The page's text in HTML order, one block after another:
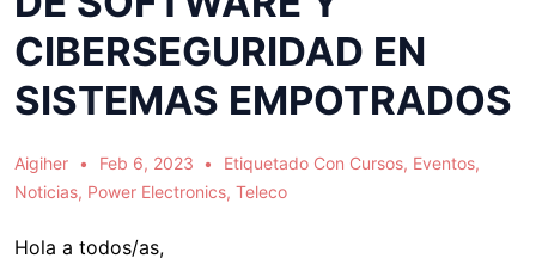
CIBERSEGURIDAD EN
SISTEMAS EMPOTRADOS
Aigiher Feb 6, 2023 Etiquetado Con Cursos, Eventos,
Noticias, Power Electronics, Teleco
Hola a todos/as,